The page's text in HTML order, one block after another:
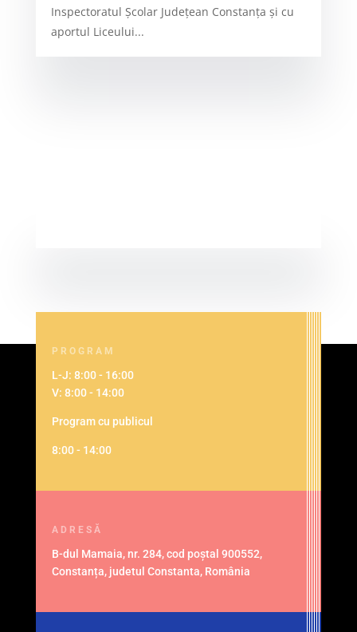
Inspectoratul Școlar Județean Constanța și cu
aportul Liceului...
PROGRAM
L-J: 8:00 - 16:00
V: 8:00 - 14:00
Program cu publicul
8:00 - 14:00
ADRESĂ
B-dul Mamaia, nr. 284, cod poștal 900552,
Constanța, judetul Constanta, România